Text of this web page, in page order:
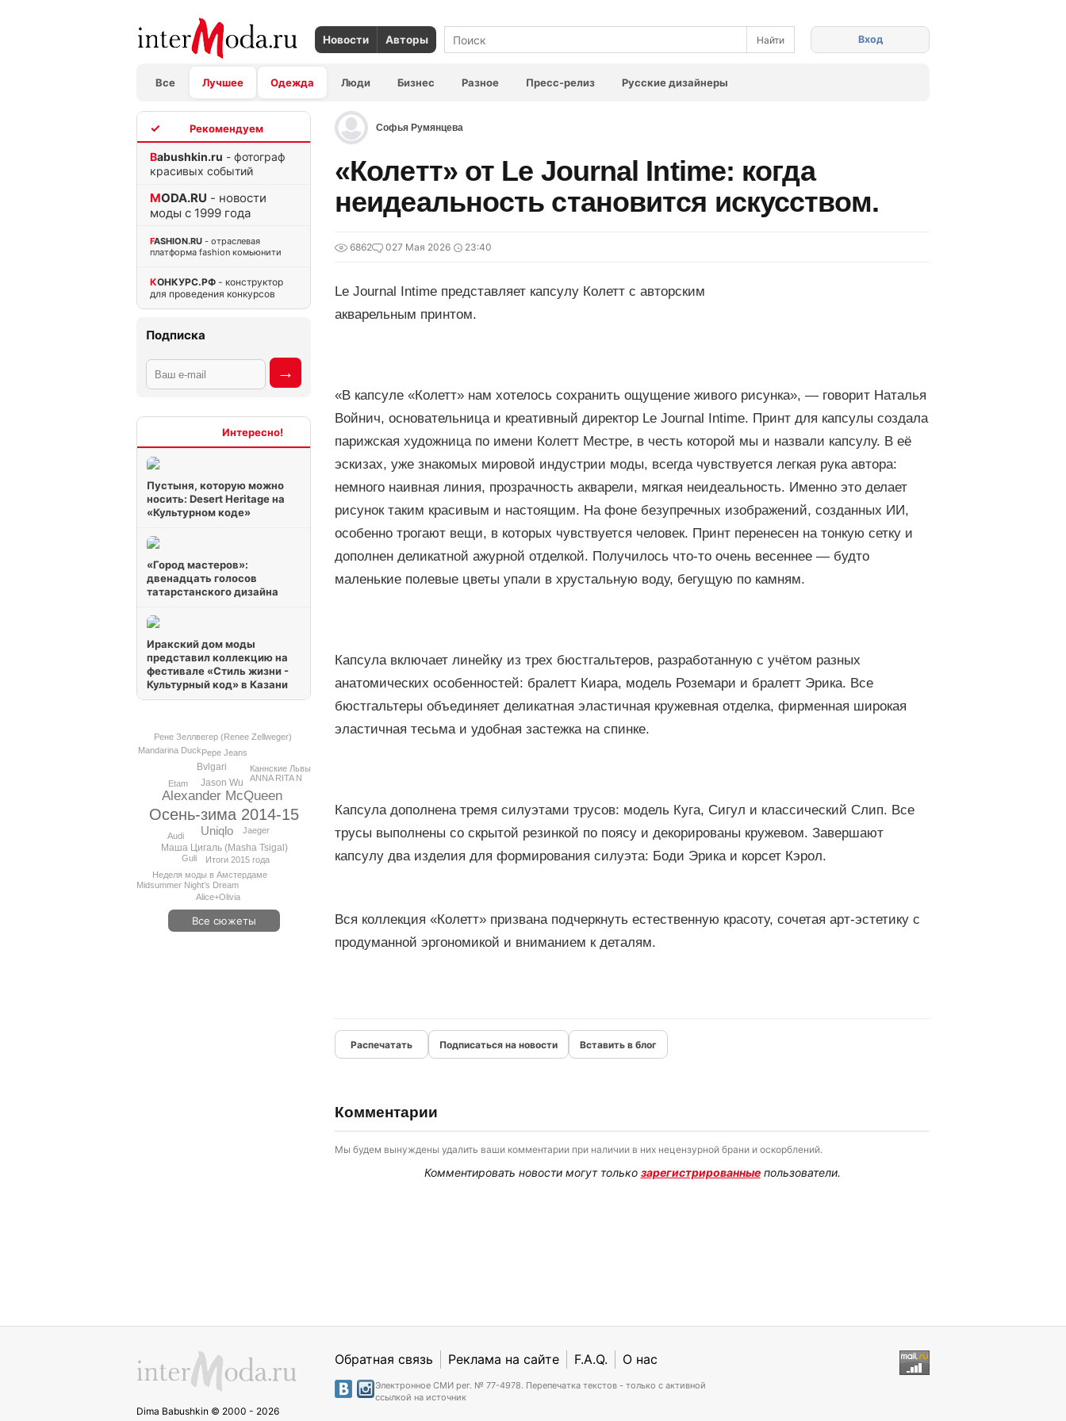
Новости Авторы
Все Лучшее Одежда Люди Бизнес Разное Пресс-релиз Русские дизайнеры
Вход
Babushkin.ru - фотограф
красивых событий
MODA.RU - новости
моды с 1999 года
FASHION.RU - отраслевая
платформа fashion комьюнити
КОНКУРС.РФ - конструктор
для проведения конкурсов
Подписка
Пустыня, которую можно
носить: Desert Heritage на
«Культурном коде»
«Город мастеров»:
двенадцать голосов
татарстанского дизайна
Иракский дом моды
представил коллекцию на
фестивале «Стиль жизни -
Культурный код» в Казани
Осень-зима 2014-15
Alexander McQueen
Uniqlo
Маша Цигаль (Masha Tsigal)
Jason Wu
Bvlgari
Итоги 2015 года
Jaeger
Неделя моды в Амстердаме
Audi
Etam
Pepe Jeans
Рене Зеллвегер (Renee Zellweger)
Guli
Midsummer Night’s Dream
Каннские Львы
ANNA RITA N
Alice+Olivia
Mandarina Duck
Все сюжеты
Софья Румянцева
«Колетт» от Le Journal Intime: когда
неидеальность становится искусством.
6862 027 Мая 2026 23:40
Le Journal Intime представляет капсулу Колетт с авторским
акварельным принтом.
«В капсуле «Колетт» нам хотелось сохранить ощущение живого рисунка», — говорит Наталья
Войнич, основательница и креативный директор Le Journal Intime. Принт для капсулы создала
парижская художница по имени Колетт Местре, в честь которой мы и назвали капсулу. В её
эскизах, уже знакомых мировой индустрии моды, всегда чувствуется легкая рука автора:
немного наивная линия, прозрачность акварели, мягкая неидеальность. Именно это делает
рисунок таким красивым и настоящим. На фоне безупречных изображений, созданных ИИ,
особенно трогают вещи, в которых чувствуется человек. Принт перенесен на тонкую сетку и
дополнен деликатной ажурной отделкой. Получилось что-то очень весеннее — будто
маленькие полевые цветы упали в хрустальную воду, бегущую по камням.
Капсула включает линейку из трех бюстгальтеров, разработанную с учётом разных
анатомических особенностей: бралетт Киара, модель Роземари и бралетт Эрика. Все
бюстгальтеры объединяет деликатная эластичная кружевная отделка, фирменная широкая
эластичная тесьма и удобная застежка на спинке.
Капсула дополнена тремя силуэтами трусов: модель Куга, Сигул и классический Слип. Все
трусы выполнены со скрытой резинкой по поясу и декорированы кружевом. Завершают
капсулу два изделия для формирования силуэта: Боди Эрика и корсет Кэрол.
Вся коллекция «Колетт» призвана подчеркнуть естественную красоту, сочетая арт-эстетику с
продуманной эргономикой и вниманием к деталям.
Подписаться на новости Вставить в блог
Комментарии
Мы будем вынуждены удалить ваши комментарии при наличии в них нецензурной брани и оскорблений.
Комментировать новости могут только зарегистрированныепользователи.
Dima Babushkin © 2000 - 2026
Обратная связь Реклама на сайте F.A.Q. О нас
Электронное СМИ рег. № 77-4978. Перепечатка текстов - только с активной
ссылкой на источник